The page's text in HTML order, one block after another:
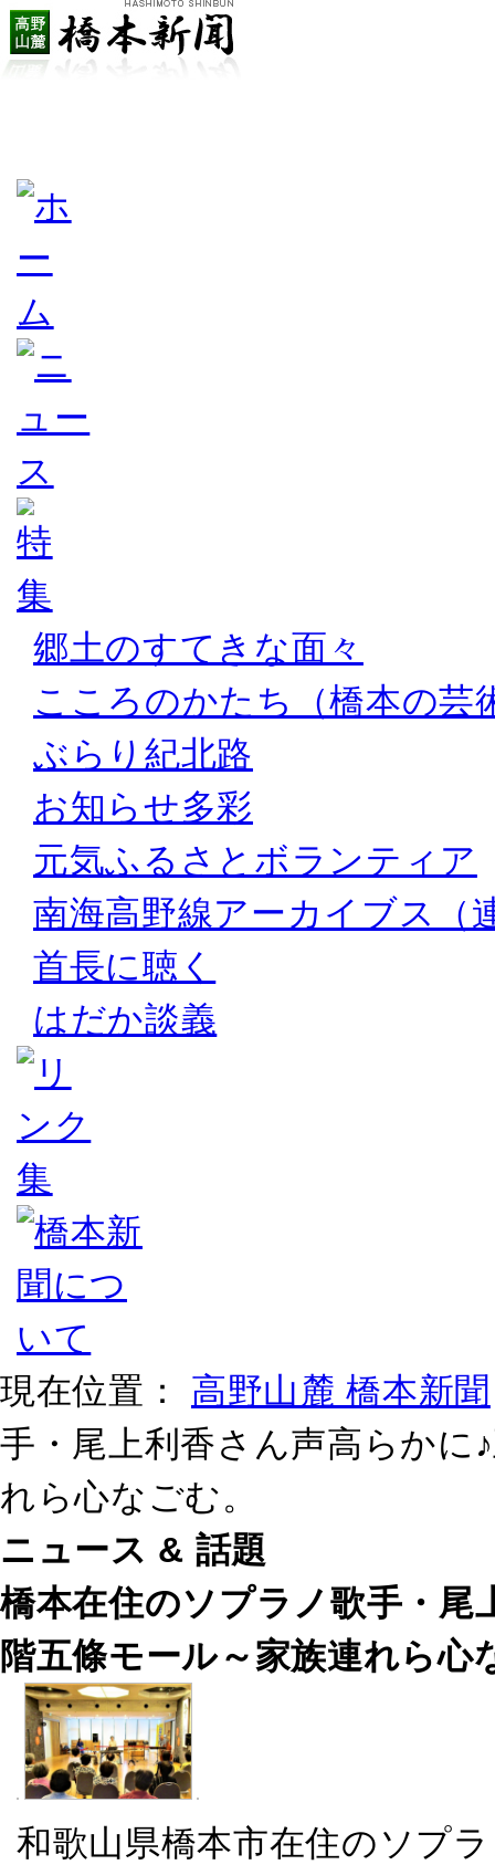
郷土のすてきな面々
こころのかたち（橋本の芸
ぶらり紀北路
お知らせ多彩
元気ふるさとボランティア
南海高野線アーカイブス（
首長に聴く
はだか談義
現在位置： 高野山麓 橋本新聞
手・尾上利香さん声高らかに
れら心なごむ。
ニュース & 話題
橋本在住のソプラノ歌手・尾
階五條モール～家族連れら心
和歌山県橋本市在住のソプ